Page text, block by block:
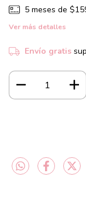
5 meses de
Ver más detalles
Envío gratis